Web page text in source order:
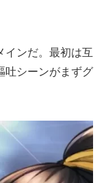
インだ。最初は互
吐シーンがまずグ